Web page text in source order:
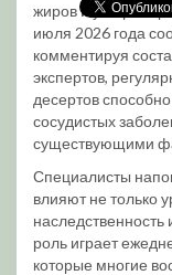
жиров и
июля 2026 года
комментируя
экспертов,
десертов
сосудистых
существующими
Специалисты
влияют не только
роль играет
которые многие